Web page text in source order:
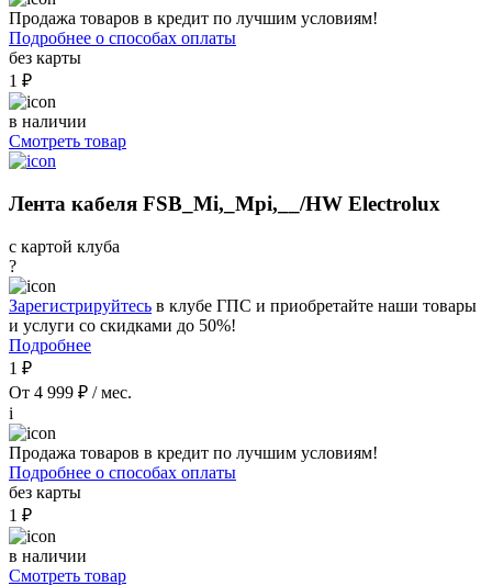
Продажа товаров в кредит по лучшим условиям!
Подробнее о способах оплаты
без карты
1 ₽
в наличии
Смотреть товар
Лента кабеля FSB_Mi,_Mpi,__/HW Electrolux
с картой клуба
?
Зарегистрируйтесь в клубе ГПС и приобретайте наши товары
и услуги со скидками до 50%!
Подробнее
1 ₽
От 4 999 ₽ / мес.
i
Продажа товаров в кредит по лучшим условиям!
Подробнее о способах оплаты
без карты
1 ₽
в наличии
Смотреть товар